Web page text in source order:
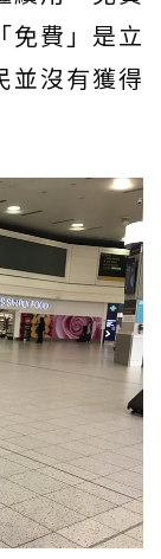
免費」是立
並沒有獲得